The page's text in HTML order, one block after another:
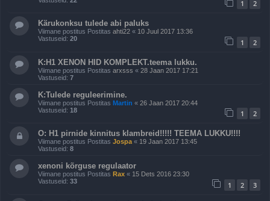
1 2
Kärukonksu tulede abi paluks
Viimane postitus Postitas ahti22 « 10 Juul 2017 13:36
Vastuseid: 20 1 2
K:H1 XENON HID KOMPLEKT.teema lukku.
Viimane postitus Postitas arxsss « 28 Jaan 2017 17:21
Vastuseid: 7
K:Tulede reguleerimine.
Viimane postitus Postitas Martin « 26 Jaan 2017 20:44
Vastuseid: 18 1 2
O: H1 pirnide kinnitus klambreid!!!!! TEEMA LUKKU!!!!
Viimane postitus Postitas Jospa « 19 Jaan 2017 13:45
Vastuseid: 8
xenoni kõrguse regulaator
Viimane postitus Postitas Rax « 15 Dets 2016 23:30
Vastuseid: 33 1 2 3